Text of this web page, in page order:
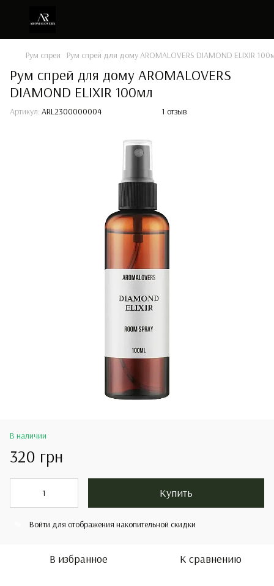
Рум спреи Рум спрей для дому AROMALOVERS DIAMOND ELIXIR
Рум спрей для дому AROMALOVERS
DIAMOND ELIXIR 100мл
Артикул: ARL2300000004 1 отзыв
В наличии
320 грн
Купить
Войти для отображения накопительной скидки
В избранное К сравнению